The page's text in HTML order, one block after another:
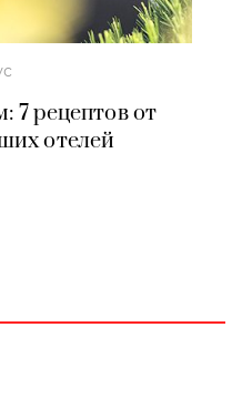
7 рецептов от
отелей